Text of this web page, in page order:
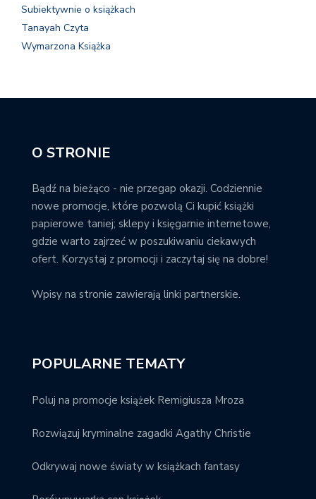
Subiektywnie o książkach
Tanayah Czyta
Wymarzona Książka
O STRONIE
Bądź na bieżąco - nie przegap okazji. Codziennie
nowe promocje, które pozwolą Ci kupić książki
papierowe taniej; sklepy i księgarnie internetowe,
gdzie warto zajrzeć w poszukiwaniu ciekawych
ofert. Korzystaj z promocji i zaczytaj się na dobre!
Wpisy na stronie zawierają linki partnerskie.
POPULARNE TEMATY
Poluj na promocje książek Remigiusza Mroza
Rozwiązuj kryminalne zagadki Agathy Christie
Odkrywaj nowe światy w książkach fantasy